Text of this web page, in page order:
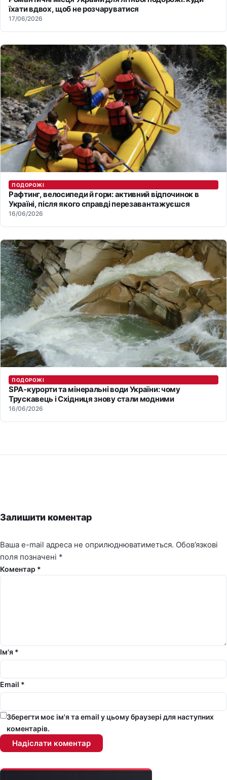
їхати вдвох, щоб не розчаруватися
17/06/2026
ПОДОРОЖІ
Рафтинг, велосипеди й гори: активний відпочинок в
Україні, після якого справді перезавантажуєшся
16/06/2026
ПОДОРОЖІ
SPA-курорти та мінеральні води України: чому
Трускавець і Східниця знову стали модними
16/06/2026
Залишити коментар
Ваша e-mail адреса не оприлюднюватиметься. Обов’язкові
поля позначені *
Коментар *
Ім'я *
Email *
Зберегти моє ім'я та email у цьому браузері для наступних
коментарів.